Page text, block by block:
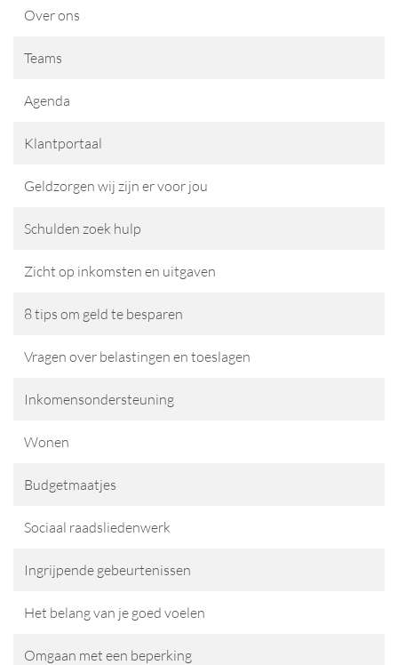
Over ons
Teams
Agenda
Klantportaal
Geldzorgen wij zijn er voor jou
Schulden zoek hulp
Zicht op inkomsten en uitgaven
8 tips om geld te besparen
Vragen over belastingen en toeslagen
Inkomensondersteuning
Wonen
Budgetmaatjes
Sociaal raadsliedenwerk
Ingrijpende gebeurtenissen
Het belang van je goed voelen
Omgaan met een beperking